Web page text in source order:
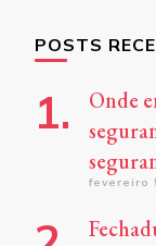
POSTS
Onde
fevereiro